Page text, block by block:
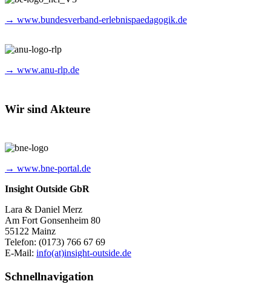
→ www.bundesverband-erlebnispaedagogik.de
→ www.anu-rlp.de
Wir sind Akteure
→ www.bne-portal.de
Insight Outside GbR
Lara & Daniel Merz
Am Fort Gonsenheim 80
55122 Mainz
Telefon: (0173) 766 67 69
E-Mail: info(at)insight-outside.de
Schnellnavigation